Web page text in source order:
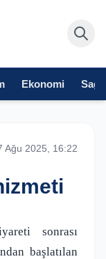
Ekonomi
Ağu 2025, 16:22
sonrası
başlatılan